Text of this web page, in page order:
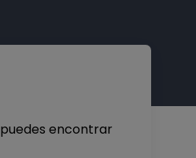
encontrar